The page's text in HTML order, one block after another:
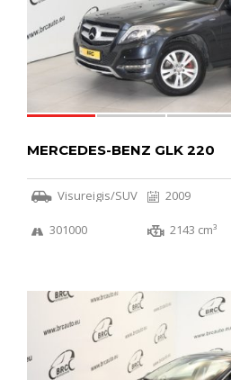
MERCEDES-BENZ GLK 220
Visureigis/SUV 2009
301000 2143 cm³